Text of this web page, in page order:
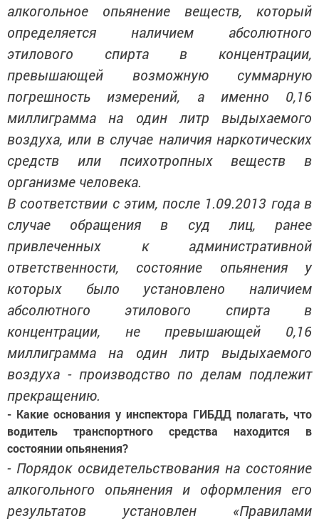
алкогольное опьянение веществ, который
определяется наличием абсолютного
этилового спирта в концентрации,
превышающей возможную суммарную
погрешность измерений, а именно 0,16
миллиграмма на один литр выдыхаемого
воздуха, или в случае наличия наркотических
средств или психотропных веществ в
организме человека.
В соответствии с этим, после 1.09.2013 года в
случае обращения в суд лиц, ранее
привлеченных к административной
ответственности, состояние опьянения у
которых было установлено наличием
абсолютного этилового спирта в
концентрации, не превышающей 0,16
миллиграмма на один литр выдыхаемого
воздуха - производство по делам подлежит
прекращению.
- Какие основания у инспектора ГИБДД полагать, что
водитель транспортного средства находится в
состоянии опьянения?
- Порядок освидетельствования на состояние
алкогольного опьянения и оформления его
результатов установлен «Правилами